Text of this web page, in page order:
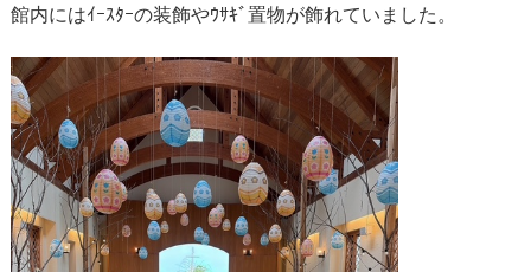
館内にはｲｰｽﾀｰの装飾やｳｻｷﾞ置物が飾れていました。